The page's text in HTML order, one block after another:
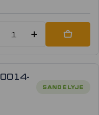
kiekį:
Padidinti
Add
SANDĖLYJE